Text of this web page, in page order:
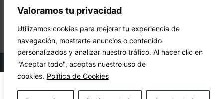
Valoramos tu privacidad
Utilizamos cookies para mejorar tu experiencia de
navegación, mostrarte anuncios o contenido
personalizados y analizar nuestro tráfico. Al hacer clic en
"Aceptar todo", aceptas nuestro uso de
cookies. Política de Cookies
© Copyright Ecuador Chequea 2025.